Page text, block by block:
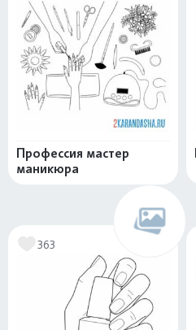
Профессия мастер
маникюра
363